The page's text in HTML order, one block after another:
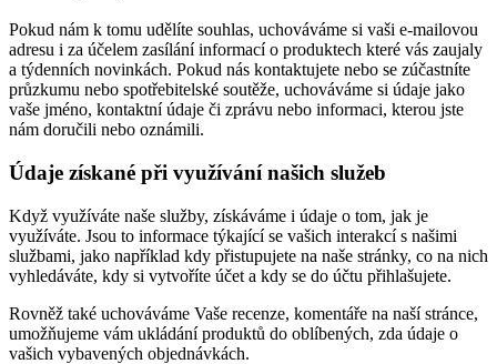
Pokud nám k tomu udělíte souhlas, uchováváme si vaši e-mailovou
adresu i za účelem zasílání informací o produktech které vás zaujaly
a týdenních novinkách. Pokud nás kontaktujete nebo se zúčastníte
průzkumu nebo spotřebitelské soutěže, uchováváme si údaje jako
vaše jméno, kontaktní údaje či zprávu nebo informaci, kterou jste
nám doručili nebo oznámili.
Údaje získané při využívání našich služeb
Když využíváte naše služby, získáváme i údaje o tom, jak je
využíváte. Jsou to informace týkající se vašich interakcí s našimi
službami, jako například kdy přistupujete na naše stránky, co na nich
vyhledáváte, kdy si vytvoříte účet a kdy se do účtu přihlašujete.
Rovněž také uchováváme Vaše recenze, komentáře na naší stránce,
umožňujeme vám ukládání produktů do oblíbených, zda údaje o
vašich vybavených objednávkách.